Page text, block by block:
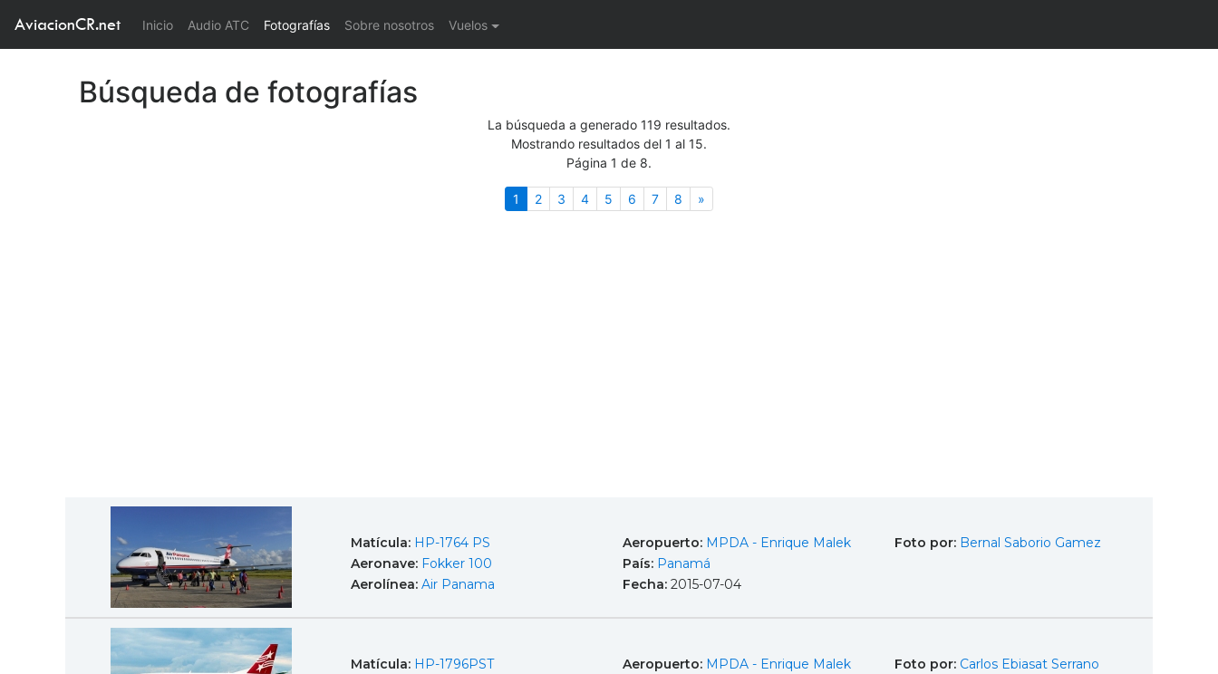
AviacionCR.net Inicio(current)
Audio ATC Fotografías Sobre nosotros Vuelos
Búsqueda de fotografías
La búsqueda a generado 119 resultados.
Mostrando resultados del 1 al 15.
Página 1 de 8.
1 (actual)
2 3 4 5 6 7 8 »
Matícula: HP-1764 PS
Aeronave: Fokker 100
Aerolínea: Air Panama
Aeropuerto: MPDA - Enrique Malek
País: Panamá
Fecha: 2015-07-04
Foto por: Bernal Saborio Gamez
Matícula: HP-1796PST
Aeropuerto: MPDA - Enrique Malek
Foto por: Carlos Ebiasat Serrano